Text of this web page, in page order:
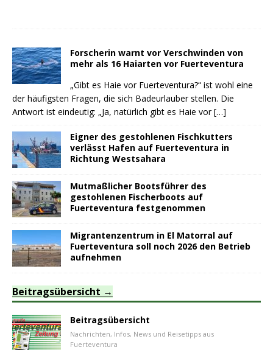
Forscherin warnt vor Verschwinden von
mehr als 16 Haiarten vor Fuerteventura
„Gibt es Haie vor Fuerteventura?“ ist wohl eine
der häufigsten Fragen, die sich Badeurlauber stellen. Die
Antwort ist eindeutig: „Ja, natürlich gibt es Haie vor[…]
Eigner des gestohlenen Fischkutters
verlässt Hafen auf Fuerteventura in
Richtung Westsahara
Mutmaßlicher Bootsführer des
gestohlenen Fischerboots auf
Fuerteventura festgenommen
Migrantenzentrum in El Matorral auf
Fuerteventura soll noch 2026 den Betrieb
aufnehmen
Beitragsübersicht
Beitragsübersicht
Nachrichten, Infos, News und Reisetipps aus
Fuerteventura